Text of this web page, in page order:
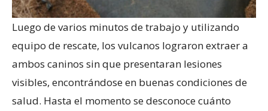
Luego de varios minutos de trabajo y utilizando
equipo de rescate, los vulcanos lograron extraer a
ambos caninos sin que presentaran lesiones
visibles, encontrándose en buenas condiciones de
salud. Hasta el momento se desconoce cuánto